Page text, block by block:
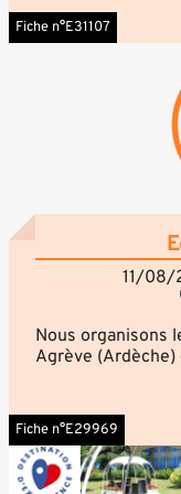
👉 À travers cette
aventure
l'histoire de
Exposition
Bains dans le
thermale (2026),
Amis de De
· Du lundi au
· Dimanches et
· Fermé le 1er
Fiche n°E31107
11/08/
Nous organisons
Agrève (Ardèche)
Nous souhaitons
voitures et
Nous serions
exposer vos
festival (concerts,
défiler dans les
Fiche n°E29969